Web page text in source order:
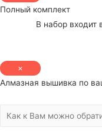
Полный комплект
В набор входит
×
Алмазная вышивка по